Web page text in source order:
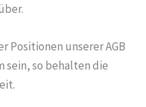
Positionen unserer AGB
sein, so behalten die